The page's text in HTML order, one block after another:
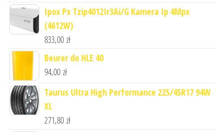
Ipox Px Tzip4012Ir3Ai/G Kamera Ip 4Mpx
(4612W)
833,00 zł
Beurer do HLE 40
94,00 zł
Taurus Ultra High Performance 225/45R17 94W
XL
271,80 zł